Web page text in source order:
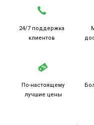
24/7 поддержка
клиентов
По-настоящему
лучшие цены